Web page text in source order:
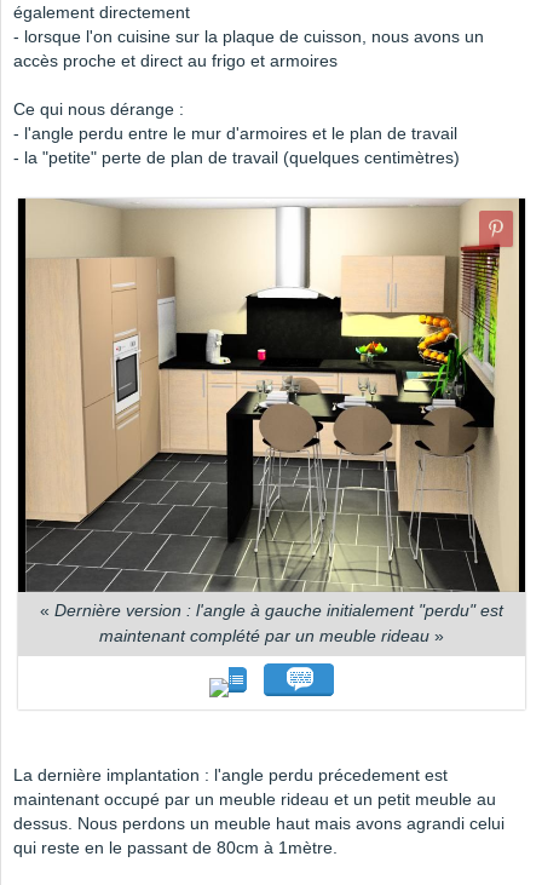
également directement
- lorsque l'on cuisine sur la plaque de cuisson, nous avons un
accès proche et direct au frigo et armoires
Ce qui nous dérange :
- l'angle perdu entre le mur d'armoires et le plan de travail
- la "petite" perte de plan de travail (quelques centimètres)
« Dernière version : l'angle à gauche initialement "perdu" est
maintenant complété par un meuble rideau »
La dernière implantation : l'angle perdu précedement est
maintenant occupé par un meuble rideau et un petit meuble au
dessus. Nous perdons un meuble haut mais avons agrandi celui
qui reste en le passant de 80cm à 1mètre.